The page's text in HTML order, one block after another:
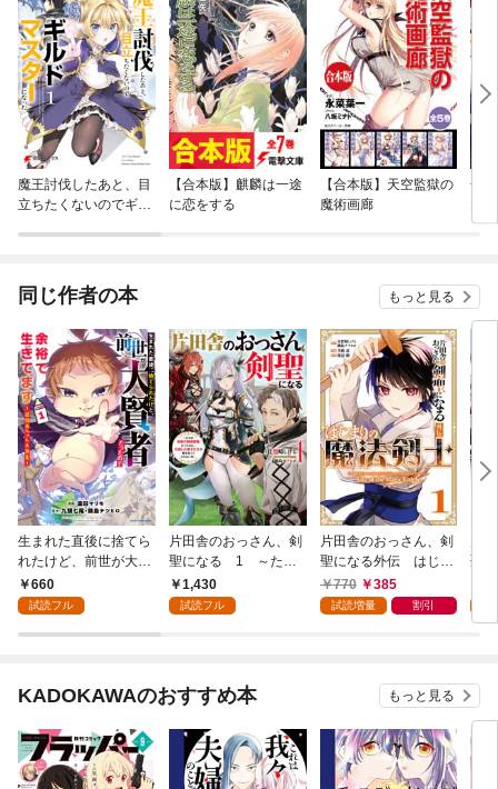
魔王討伐したあと、目
立ちたくないのでギル
【合本版】麒麟は一途
に恋をする
【合本版】天空監獄の
魔術画廊
全
に
同じ作者の本 もっと見る
生まれた直後に捨てら
れたけど、前世が大賢
者だったので余裕で生
きてます ～最強赤ち
書店共通特典イラスト
660
試読フル
片田舎のおっさん、剣
聖になる 1 ～ただ
の田舎の剣術師範だっ
たのに、大成した弟子
1,430
試読フル
片田舎のおっさん、剣
聖になる外伝 はじま
りの魔法剣士 1巻
770 385
試読増量 割引
聖
KADOKAWAのおすすめ本 もっと見る